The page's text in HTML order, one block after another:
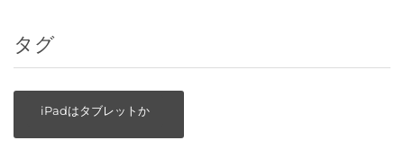
タグ
iPadはタブレットか